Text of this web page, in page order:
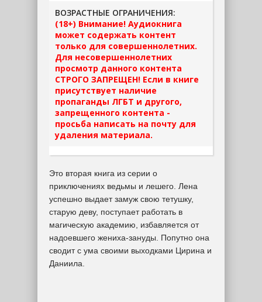
ВОЗРАСТНЫЕ ОГРАНИЧЕНИЯ:
(18+) Внимание! Аудиокнига
может содержать контент
только для совершеннолетних.
Для несовершеннолетних
просмотр данного контента
СТРОГО ЗАПРЕЩЕН! Если в книге
присутствует наличие
пропаганды ЛГБТ и другого,
запрещенного контента -
просьба написать на почту для
удаления материала.
Это вторая книга из серии о
приключениях ведьмы и лешего. Лена
успешно выдает замуж свою тетушку,
старую деву, поступает работать в
магическую академию, избавляется от
надоевшего жениха-зануды. Попутно она
сводит с ума своими выходками Цирина и
Даниила.